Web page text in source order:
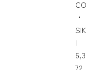
CO
・
SIK
I
6,3
72